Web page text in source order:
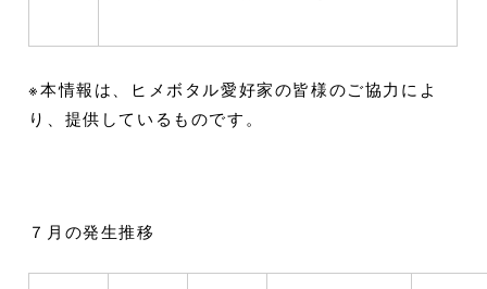
※本情報は、ヒメボタル愛好家の皆様のご協力によ
り、提供しているものです。
７月の発生推移